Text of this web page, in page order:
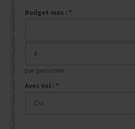
Budget max :
par personne
Avec vol :